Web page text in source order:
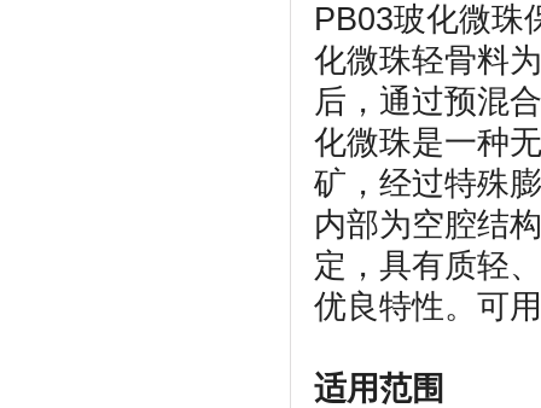
PB03玻化微珠
化微珠轻骨料
后，通过预混
化微珠是一种
矿，经过特殊
内部为空腔结
定，具有质轻
优良特性。可
适用范围